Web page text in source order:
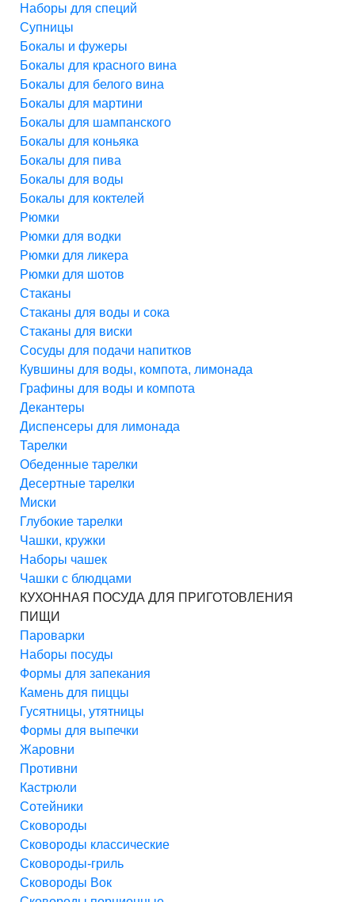
Наборы для специй
Супницы
Бокалы и фужеры
Бокалы для красного вина
Бокалы для белого вина
Бокалы для мартини
Бокалы для шампанского
Бокалы для коньяка
Бокалы для пива
Бокалы для воды
Бокалы для коктелей
Рюмки
Рюмки для водки
Рюмки для ликера
Рюмки для шотов
Стаканы
Стаканы для воды и сока
Стаканы для виски
Сосуды для подачи напитков
Кувшины для воды, компота, лимонада
Графины для воды и компота
Декантеры
Диспенсеры для лимонада
Тарелки
Обеденные тарелки
Десертные тарелки
Миски
Глубокие тарелки
Чашки, кружки
Наборы чашек
Чашки с блюдцами
КУХОННАЯ ПОСУДА ДЛЯ ПРИГОТОВЛЕНИЯ
ПИЩИ
Пароварки
Наборы посуды
Формы для запекания
Камень для пиццы
Гусятницы, утятницы
Формы для выпечки
Жаровни
Противни
Кастрюли
Сотейники
Сковороды
Сковороды классические
Сковороды-гриль
Сковороды Вок